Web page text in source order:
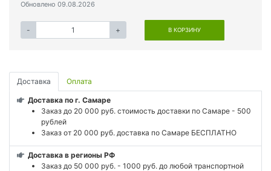
Обновлено 09.08.2026
- + В КОРЗИНУ
Доставка Оплата
Доставка по г. Самаре
Заказ до 20 000 руб. стоимость доставки по Самаре - 500
рублей
Заказ от 20 000 руб. доставка по Самаре БЕСПЛАТНО
Доставка в регионы РФ
Заказ до 50 000 руб. - 1000 руб. до любой транспортной